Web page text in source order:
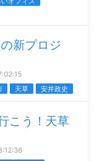
新プロジ
天草 安井政史
こう！天草